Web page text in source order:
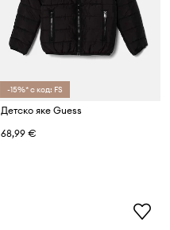
-15%* с код: FS
Детско яке Guess
68,99 €